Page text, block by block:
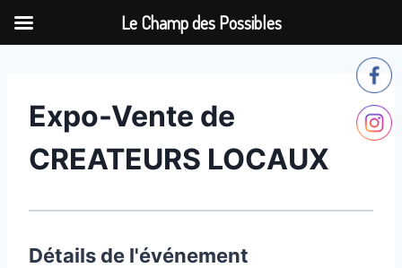
contenuExpo-Vente de
CREATEURS LOCAUX
Détails de l'événement
Le Champ des Possibles